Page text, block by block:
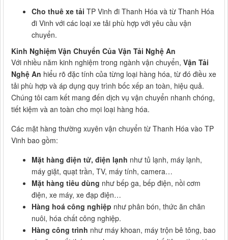
Cho thuê xe tải TP Vinh đi Thanh Hóa và từ Thanh Hóa
đi Vinh với các loại xe tải phù hợp với yêu cầu vận
chuyển.
Kinh Nghiệm Vận Chuyển Của Vận Tải Nghệ An
Với nhiều năm kinh nghiệm trong ngành vận chuyển, Vận Tải
Nghệ An hiểu rõ đặc tính của từng loại hàng hóa, từ đó điều xe
tải phù hợp và áp dụng quy trình bốc xếp an toàn, hiệu quả.
Chúng tôi cam kết mang đến dịch vụ vận chuyển nhanh chóng,
tiết kiệm và an toàn cho mọi loại hàng hóa.
Các mặt hàng thường xuyên vận chuyển từ Thanh Hóa vào TP
Vinh bao gồm:
Mặt hàng điện tử, điện lạnh như tủ lạnh, máy lạnh,
máy giặt, quạt trần, TV, máy tính, camera…
Mặt hàng tiêu dùng như bếp ga, bếp điện, nồi cơm
điện, xe máy, xe đạp điện…
Hàng hoá công nghiệp như phân bón, thức ăn chăn
nuôi, hóa chất công nghiệp.
Hàng công trình như máy khoan, máy trộn bê tông, bao